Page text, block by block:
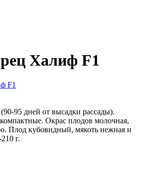
Халиф F1
95 дней от высадки рассады).
Окрас плодов молочная,
Плод кубовидный, мякоть нежная и
г.